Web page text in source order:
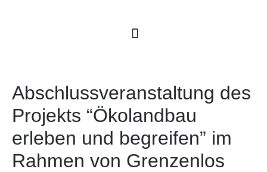
Abschlussveranstaltung des
Projekts “Ökolandbau
erleben und begreifen” im
Rahmen von Grenzenlos